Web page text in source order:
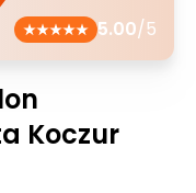
5.00/5
Koczur